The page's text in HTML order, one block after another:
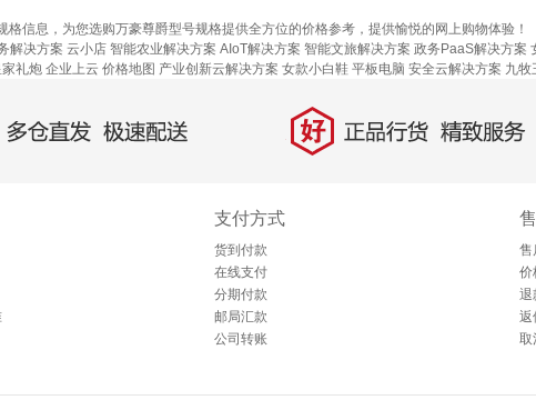
信息，为您选购万豪尊爵型号规格提供全方位的价格参考，提供愉悦的网上购物体验！
解决方案 云小店 智能农业解决方案 AIoT解决方案 智能文旅解决方案 政务PaaS解决方案
家礼炮 企业上云 价格地图 产业创新云解决方案 女款小白鞋 平板电脑 安全云解决方案 九牧
仓直发，极速配送 好 正品行货，精致服务
支付方式
货到付款
在线支付
分期付款
邮局汇款
公司转账
售
价
退
返
取